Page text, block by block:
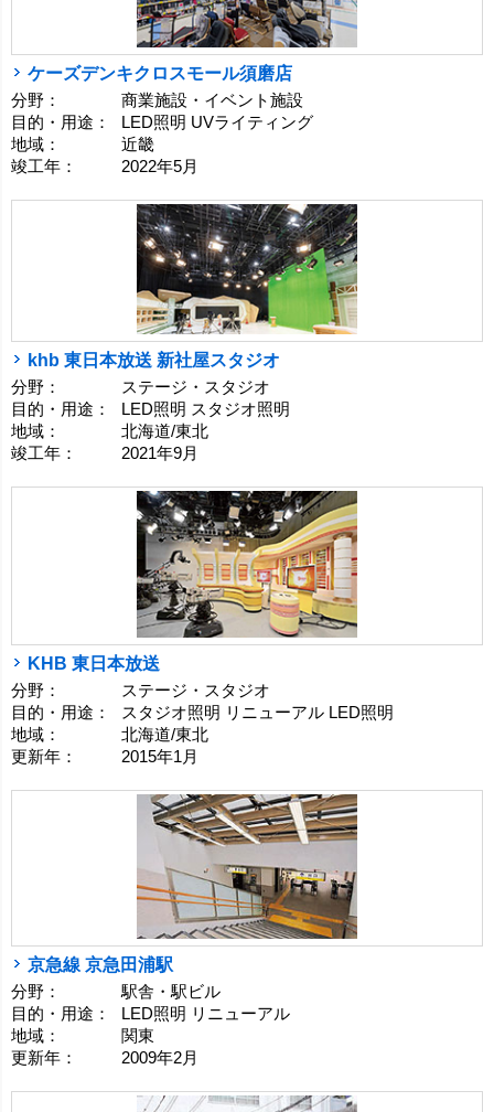
ケーズデンキクロスモール須磨店
分野：
商業施設・イベント施設
目的・用途：
LED照明 UVライティング
地域：
近畿
竣工年：
2022年5月
khb 東日本放送 新社屋スタジオ
分野：
ステージ・スタジオ
目的・用途：
LED照明 スタジオ照明
地域：
北海道/東北
竣工年：
2021年9月
KHB 東日本放送
分野：
ステージ・スタジオ
目的・用途：
スタジオ照明 リニューアル LED照明
地域：
北海道/東北
更新年：
2015年1月
京急線 京急田浦駅
分野：
駅舎・駅ビル
目的・用途：
LED照明 リニューアル
地域：
関東
更新年：
2009年2月